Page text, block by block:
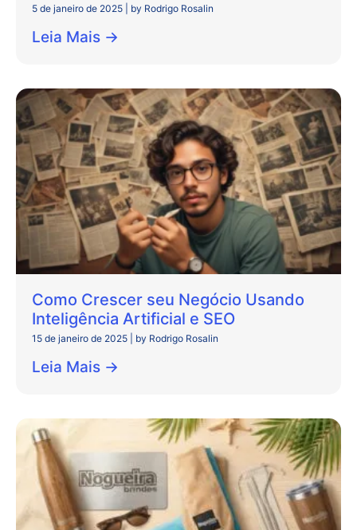
5 de janeiro de 2025 by Rodrigo Rosalin
Leia Mais →
Como Crescer seu Negócio Usando
Inteligência Artificial e SEO
15 de janeiro de 2025 by Rodrigo Rosalin
Leia Mais →